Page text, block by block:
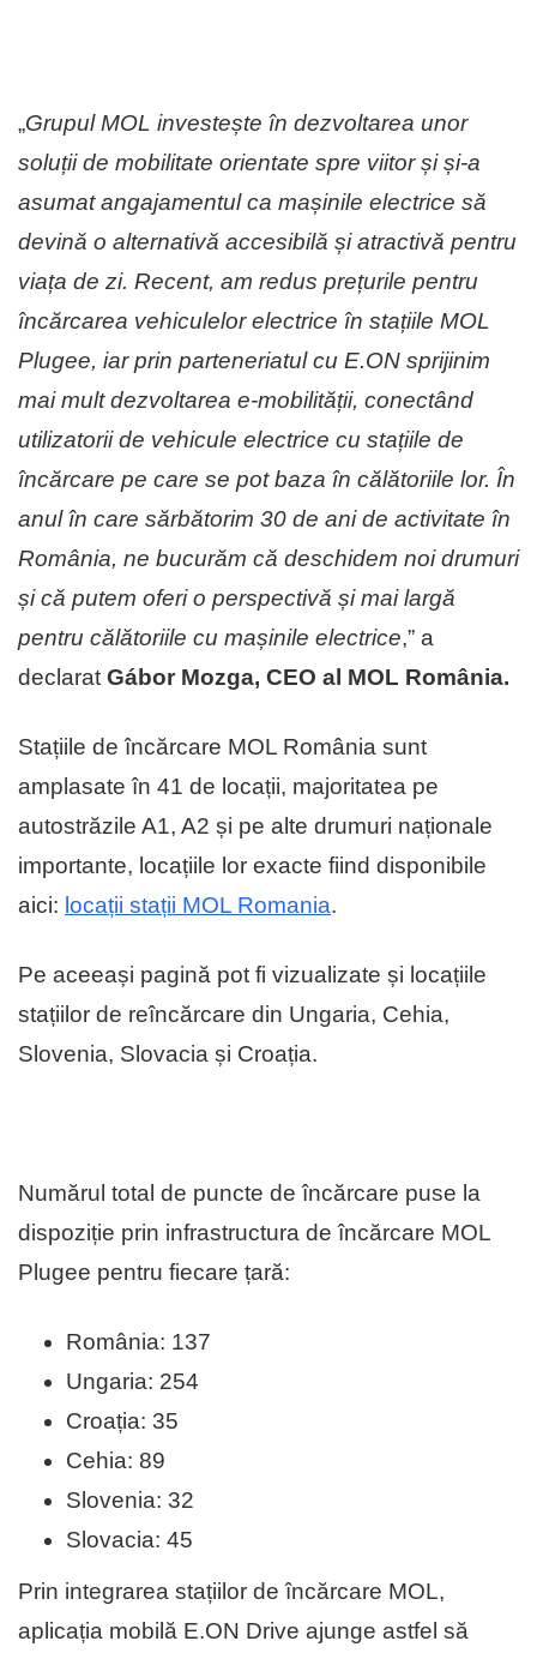
„Grupul MOL investește în dezvoltarea unor
soluții de mobilitate orientate spre viitor și și-a
asumat angajamentul ca mașinile electrice să
devină o alternativă accesibilă și atractivă pentru
viața de zi. Recent, am redus prețurile pentru
încărcarea vehiculelor electrice în stațiile MOL
Plugee, iar prin parteneriatul cu E.ON sprijinim
mai mult dezvoltarea e-mobilității, conectând
utilizatorii de vehicule electrice cu stațiile de
încărcare pe care se pot baza în călătoriile lor. În
anul în care sărbătorim 30 de ani de activitate în
România, ne bucurăm că deschidem noi drumuri
și că putem oferi o perspectivă și mai largă
pentru călătoriile cu mașinile electrice,” a
declarat Gábor Mozga, CEO al MOL România.
Stațiile de încărcare MOL România sunt
amplasate în 41 de locații, majoritatea pe
autostrăzile A1, A2 și pe alte drumuri naționale
importante, locațiile lor exacte fiind disponibile
aici: locații stații MOL Romania.
Pe aceeași pagină pot fi vizualizate și locațiile
stațiilor de reîncărcare din Ungaria, Cehia,
Slovenia, Slovacia și Croația.
Numărul total de puncte de încărcare puse la
dispoziție prin infrastructura de încărcare MOL
Plugee pentru fiecare țară:
România: 137
Ungaria: 254
Croația: 35
Cehia: 89
Slovenia: 32
Slovacia: 45
Prin integrarea stațiilor de încărcare MOL,
aplicația mobilă E.ON Drive ajunge astfel să